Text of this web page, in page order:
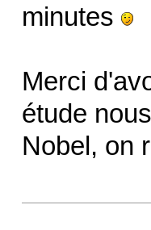
minutes
Merci
étude
Nobel, on